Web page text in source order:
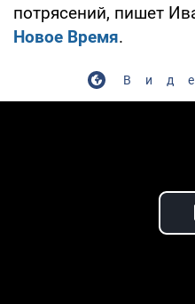
потрясений, пишет
Новое Время.